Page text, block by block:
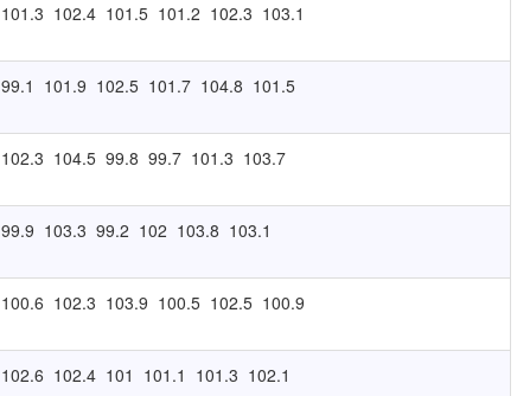
101.3 102.4 101.5 101.2 102.3 103.1
99.1 101.9 102.5 101.7 104.8 101.5
102.3 104.5 99.8 99.7 101.3 103.7
99.9 103.3 99.2 102 103.8 103.1
100.6 102.3 103.9 100.5 102.5 100.9
102.6 102.4 101 101.1 101.3 102.1